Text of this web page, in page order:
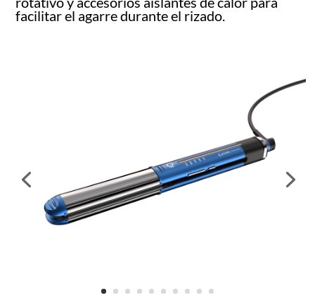
facilitar el agarre durante el rizado.